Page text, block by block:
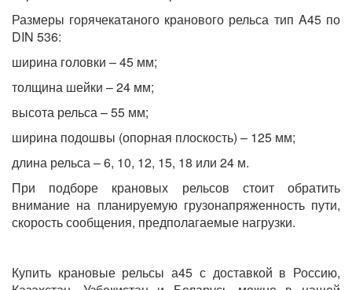
Размеры горячекатаного кранового рельса тип A45 по
DIN 536:
ширина головки – 45 мм;
толщина шейки – 24 мм;
высота рельса – 55 мм;
ширина подошвы (опорная плоскость) – 125 мм;
длина рельса – 6, 10, 12, 15, 18 или 24 м.
При подборе крановых рельсов стоит обратить
внимание на планируемую грузонапряженность пути,
скорость сообщения, предполагаемые нагрузки.
Купить крановые рельсы а45 с доставкой в Россию,